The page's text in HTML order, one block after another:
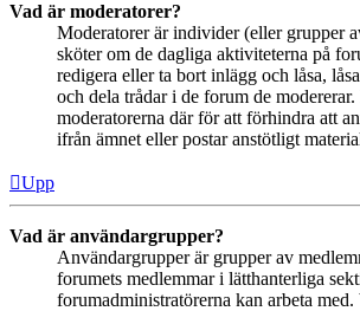
Vad är moderatorer?
Moderatorer är individer (eller grupper
sköter om de dagliga aktiviteterna på
redigera eller ta bort inlägg och låsa,
och dela trådar i de forum de
moderatorerna där för att förhindra att
ifrån ämnet eller postar anstötligt
Upp
Vad är användargrupper?
Användargrupper är grupper av
forumets medlemmar i lätthanterliga
forumadministratörerna kan arbeta